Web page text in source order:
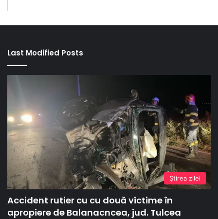
Last Modified Posts
Ştirea zilei
Accident rutier cu cu două victime în
apropiere de Balanacncea, jud. Tulcea